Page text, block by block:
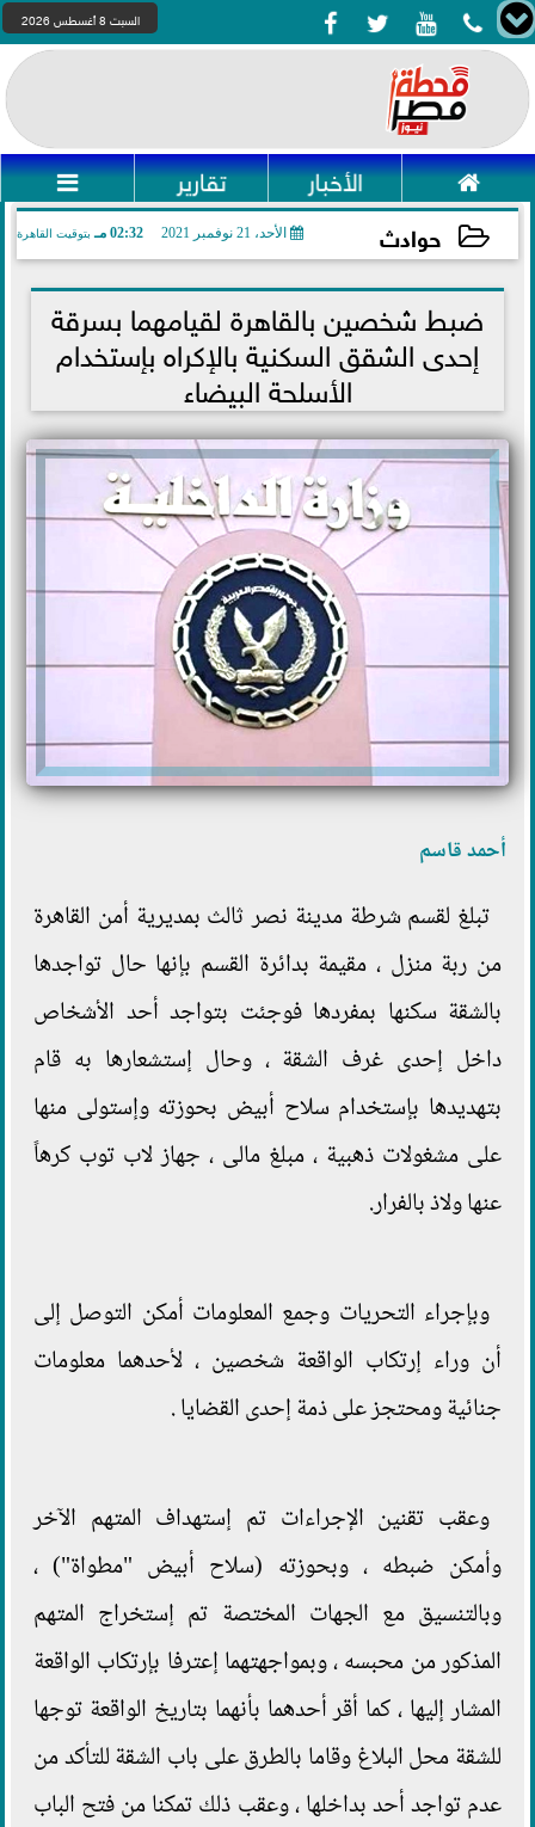
    السبت 8 أغسطس 2026
 الأخبار تقارير 
حوادث الأحد، 21 نوفمبر 2021 02:32 مـ بتوقيت القاهرة
2021-11-21 14:32:53ضبط شخصين بالقاهرة لقيامهما بسرقة
إحدى الشقق السكنية بالإكراه بإستخدام
الأسلحة البيضاء
أحمد قاسم
تبلغ لقسم شرطة مدينة نصر ثالث بمديرية أمن القاهرة
من ربة منزل ، مقيمة بدائرة القسم بإنها حال تواجدها
بالشقة سكنها بمفردها فوجئت بتواجد أحد الأشخاص
داخل إحدى غرف الشقة ، وحال إستشعارها به قام
بتهديدها بإستخدام سلاح أبيض بحوزته وإستولى منها
على مشغولات ذهبية ، مبلغ مالى ، جهاز لاب توب كرهاً
عنها ولاذ بالفرار.
وبإجراء التحريات وجمع المعلومات أمكن التوصل إلى
أن وراء إرتكاب الواقعة شخصين ، لأحدهما معلومات
جنائية ومحتجز على ذمة إحدى القضايا .
وعقب تقنين الإجراءات تم إستهداف المتهم الآخر
وأمكن ضبطه ، وبحوزته (سلاح أبيض "مطواة") ،
وبالتنسيق مع الجهات المختصة تم إستخراج المتهم
المذكور من محبسه ، وبمواجهتهما إعترفا بإرتكاب الواقعة
المشار إليها ، كما أقر أحدهما بأنهما بتاريخ الواقعة توجها
للشقة محل البلاغ وقاما بالطرق على باب الشقة للتأكد من
عدم تواجد أحد بداخلها ، وعقب ذلك تمكنا من فتح الباب